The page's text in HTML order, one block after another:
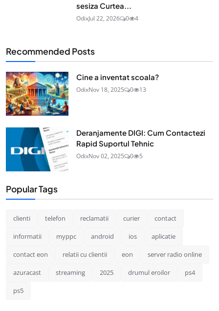
sesiza Curtea...
OdixJul 22, 2026 0 4
Recommended Posts
Cine a inventat scoala?
OdixNov 18, 2025 0 13
Deranjamente DIGI: Cum Contactezi
Rapid Suportul Tehnic
OdixNov 02, 2025 0 5
Popular Tags
clienti telefon reclamatii curier contact
informatii myppc android ios aplicatie
contact eon relatii cu clientii eon server radio online
azuracast streaming 2025 drumul eroilor ps4
ps5